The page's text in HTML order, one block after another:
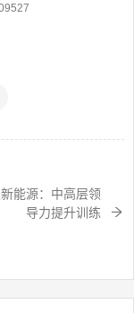
能源：中高层领
导力提升训练